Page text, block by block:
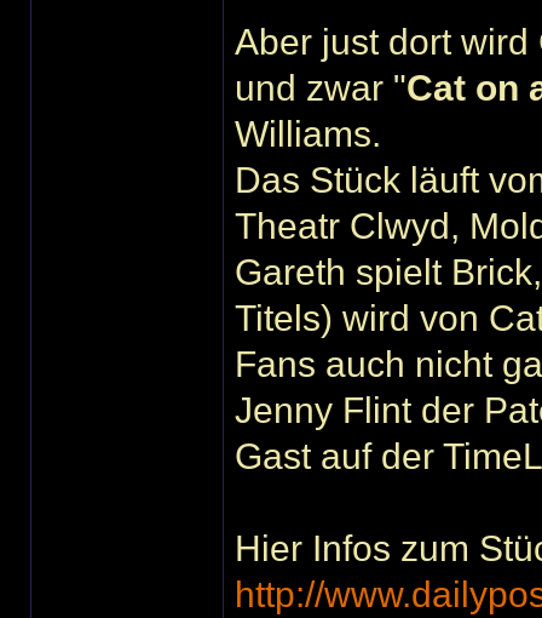
Aber just dort
und zwar "Cat on
Williams.
Das Stück läuft
Theatr Clwyd,
Gareth spielt
Titels) wird von
Fans auch nicht
Jenny Flint der
Gast auf der
Hier Infos zum
http://